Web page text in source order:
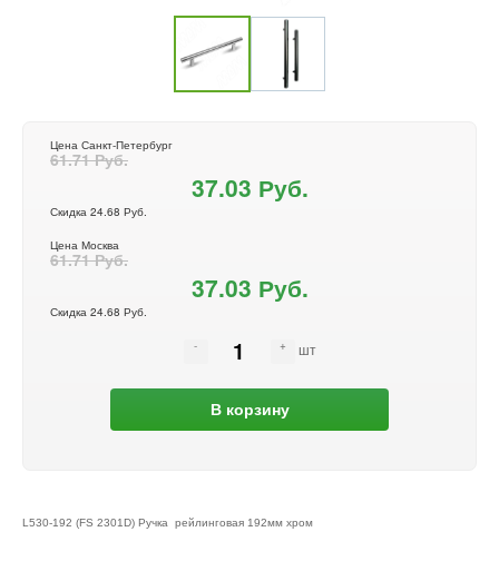
Цена Санкт-Петербург
61.71 Руб.
37.03 Руб.
Скидка 24.68 Руб.
Цена Москва
61.71 Руб.
37.03 Руб.
Скидка 24.68 Руб.
шт
В корзину
L530-192 (FS 2301D) Ручка рейлинговая 192мм хром